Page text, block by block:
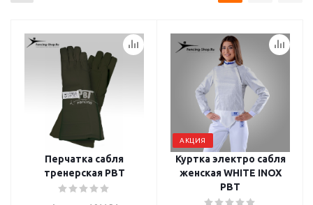
Перчатка сабля
тренерская PBT
АКЦИЯ
Куртка электро сабля
женская WHITE INOX
PBT